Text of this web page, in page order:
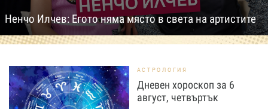
Ненчо Илчев: Егото няма място в света на артистите
АСТРОЛОГИЯ
Дневен хороскоп за 6
август, четвъртък